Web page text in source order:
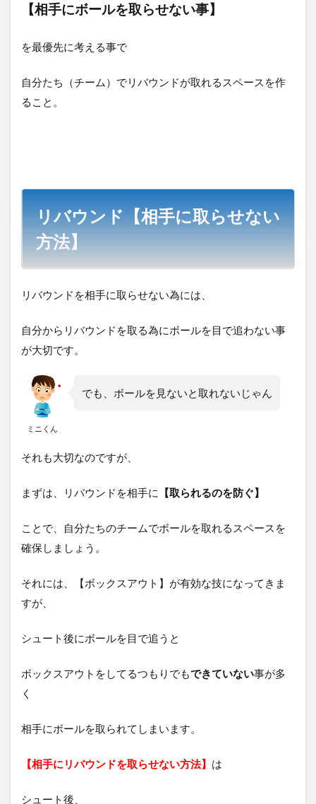
【相手にボールを取らせない事】
を最優先に考える事で
自分たち（チーム）でリバウンドが取れるスペースを作
ること。
リバウンド【相手に取らせない
方法】
リバウンドを相手に取らせない為には、
自分からリバウンドを取る為にボールを目で追わない事
が大切です。
ミニくん
でも、ボールを見ないと取れないじゃん
それも大切なのですが、
まずは、リバウンドを相手に 【取られるのを防ぐ】
ことで、自分たちのチームでボールを取れるスペースを
確保しましょう。
それには、【ボックスアウト】が有効な技になってきま
すが、
シュート後にボールを目で追うと
ボックスアウトをしてるつもりでもできていない事が多
く
相手にボールを取られてしまいます。
【相手にリバウンドを取らせない方法】 は
シュート後、